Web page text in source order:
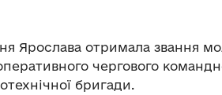
Ярослава отримала звання
чергового
бригади.